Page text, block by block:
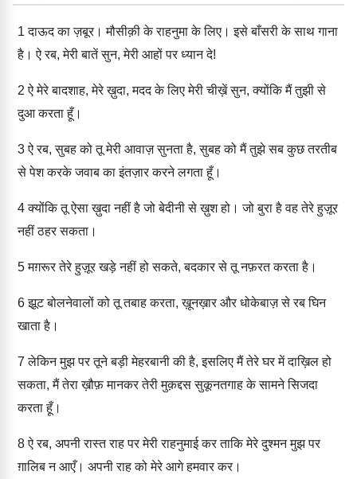
1 दाऊद का ज़बूर। मौसीक़ी के राहनुमा के लिए। इसे बाँसरी के साथ गाना
है। ऐ रब, मेरी बातें सुन, मेरी आहों पर ध्यान दे!
2 ऐ मेरे बादशाह, मेरे ख़ुदा, मदद के लिए मेरी चीख़ें सुन, क्योंकि मैं तुझी से
दुआ करता हूँ।
3ऐ रब, सुबह को तू मेरी आवाज़ सुनता है, सुबह को मैं तुझे सब कुछ तरतीब
से पेश करके जवाब का इंतज़ार करने लगता हूँ।
4क्योंकि तू ऐसा ख़ुदा नहीं है जो बेदीनी से ख़ुश हो। जो बुरा है वह तेरे हुज़ूर
नहीं ठहर सकता।
5मग़रूर तेरे हुज़ूर खड़े नहीं हो सकते, बदकार से तू नफ़रत करता है।
6झूट बोलनेवालों को तू तबाह करता, ख़ूनख़ार और धोकेबाज़ से रब घिन
खाता है।
7 लेकिन मुझ पर तूने बड़ी मेहरबानी की है, इसलिए मैं तेरे घर में दाख़िल हो
सकता, मैं तेरा ख़ौफ़ मानकर तेरी मुक़द्दस सुकूनतगाह के सामने सिजदा
करता हूँ।
8ऐ रब, अपनी रास्त राह पर मेरी राहनुमाई कर ताकि मेरे दुश्मन मुझ पर
ग़ालिब न आएँ। अपनी राह को मेरे आगे हमवार कर।